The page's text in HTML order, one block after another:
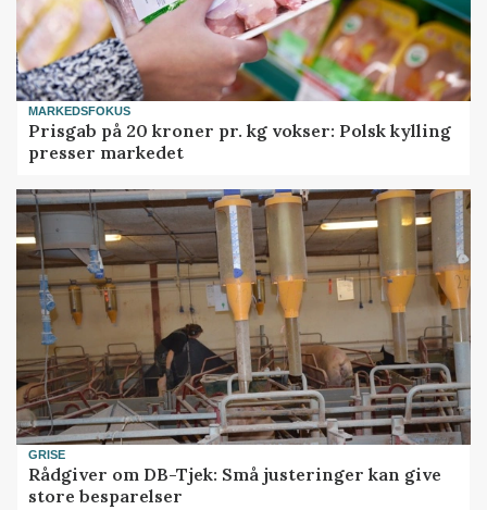
MARKEDSFOKUS
Prisgab på 20 kroner pr. kg vokser: Polsk kylling
presser markedet
GRISE
Rådgiver om DB-Tjek: Små justeringer kan give
store besparelser